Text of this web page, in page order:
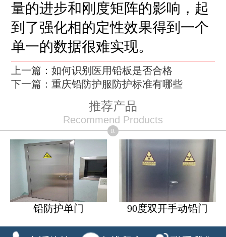
量的进步和刚度矩阵的影响，起
到了强化相的定性效果得到一个
单一的数据很难实现。
上一篇：如何识别医用铅板是否合格
下一篇：重庆铅防护服防护标准有哪些
推荐产品
Recommend Products
R
铅防护单门 90度双开手动铅门